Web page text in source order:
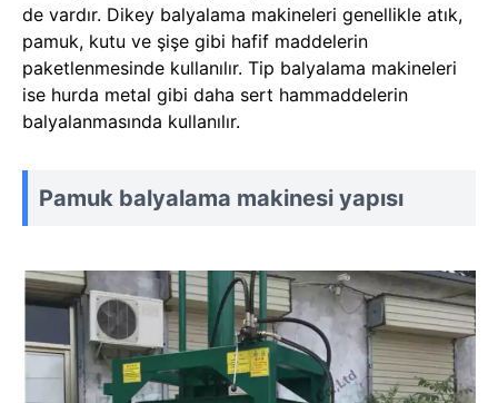
de vardır. Dikey balyalama makineleri genellikle atık,
pamuk, kutu ve şişe gibi hafif maddelerin
paketlenmesinde kullanılır. Tip balyalama makineleri
ise hurda metal gibi daha sert hammaddelerin
balyalanmasında kullanılır.
Pamuk balyalama makinesi yapısı